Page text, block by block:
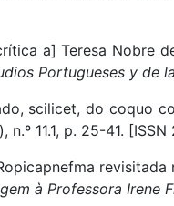
a] Teresa Nobre
Portugueses y de
scilicet, do coquo
11.1, p. 25-41.
à Professora Irene